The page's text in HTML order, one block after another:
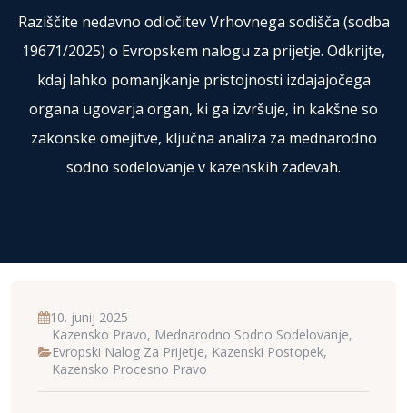
Raziščite nedavno odločitev Vrhovnega sodišča (sodba
19671/2025) o Evropskem nalogu za prijetje. Odkrijte,
kdaj lahko pomanjkanje pristojnosti izdajajočega
organa ugovarja organ, ki ga izvršuje, in kakšne so
zakonske omejitve, ključna analiza za mednarodno
sodno sodelovanje v kazenskih zadevah.
10. junij 2025
Kazensko Pravo, Mednarodno Sodno Sodelovanje,
Evropski Nalog Za Prijetje, Kazenski Postopek,
Kazensko Procesno Pravo